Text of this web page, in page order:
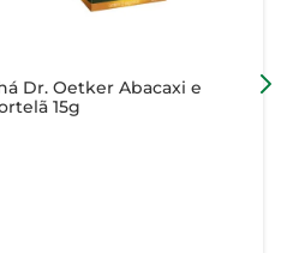
Dr. Oetker Abacaxi e
15g